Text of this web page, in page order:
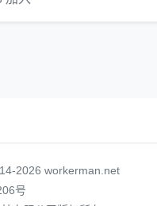
2026 workerman.net
号